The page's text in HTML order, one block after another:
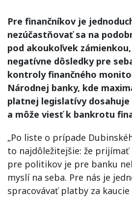
Pre finančníkov je
nezúčastňovať sa na
pod akoukoľvek
negatívne dôsledky pre
kontroly finančného
Národnej banky, kde
platnej legislatívy dosahuje
a môže viesť k bankrotu
„Po liste o prípade
to najdôležitejšie: že prijímať
pre politikov je pre banku
myslí na seba. Pre nás je
spracovávať platby za